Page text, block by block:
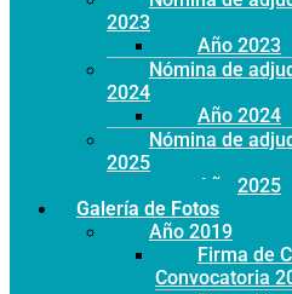
2023
Año 2023
Nómina de
2024
Año 2024
Nómina de
2025
Año 2025
Galería de Fotos
Año 2019
Firma de
Convocatoria